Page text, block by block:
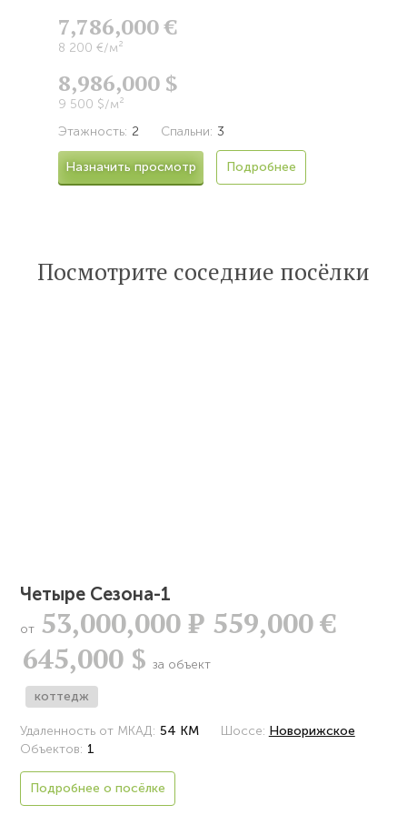
7,786,000 €
8 200 €/м²
8,986,000 $
9 500 $/м²
Этажность: 2 Спальни: 3
Назначить просмотр Подробнее
Посмотрите соседние посёлки
Четыре Сезона-1
от 53,000,000Р 559,000 €
645,000 $ за объект
коттедж
Удаленность от МКАД: 54 КМ Шоссе: Новорижское
Объектов: 1
Подробнее о посёлке